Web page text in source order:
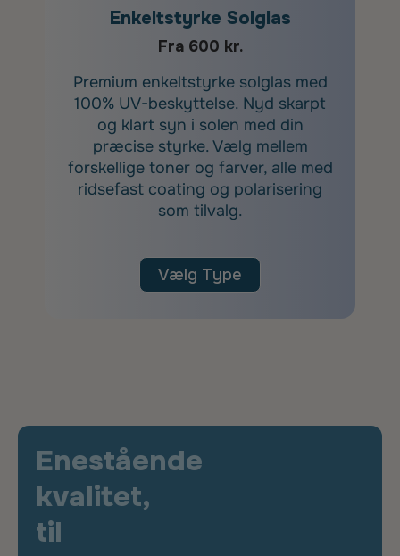
Enkeltstyrke Solglas
Fra 600 kr.
Premium enkeltstyrke solglas med
100% UV-beskyttelse. Nyd skarpt
og klart syn i solen med din
præcise styrke. Vælg mellem
forskellige toner og farver, alle med
ridsefast coating og polarisering
som tilvalg.
Vælg Type
Enestående
kvalitet,
til